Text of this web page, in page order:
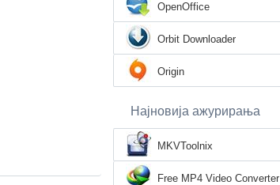
OpenOffice
Orbit Downloader
Origin
Најновија ажурирања
MKVToolnix
Free MP4 Video Converter